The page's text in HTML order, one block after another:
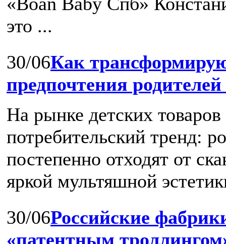
это ...
30/06Как
предпочтения
На рынке детских
потребительский тренд:
постепенно отходят от
яркой мультяшной
30/06Российские
«патентным